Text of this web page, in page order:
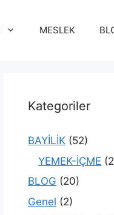
MESLEK
Kategoriler
BAYİLİK (52)
YEMEK-İÇME
BLOG (20)
Genel (2)